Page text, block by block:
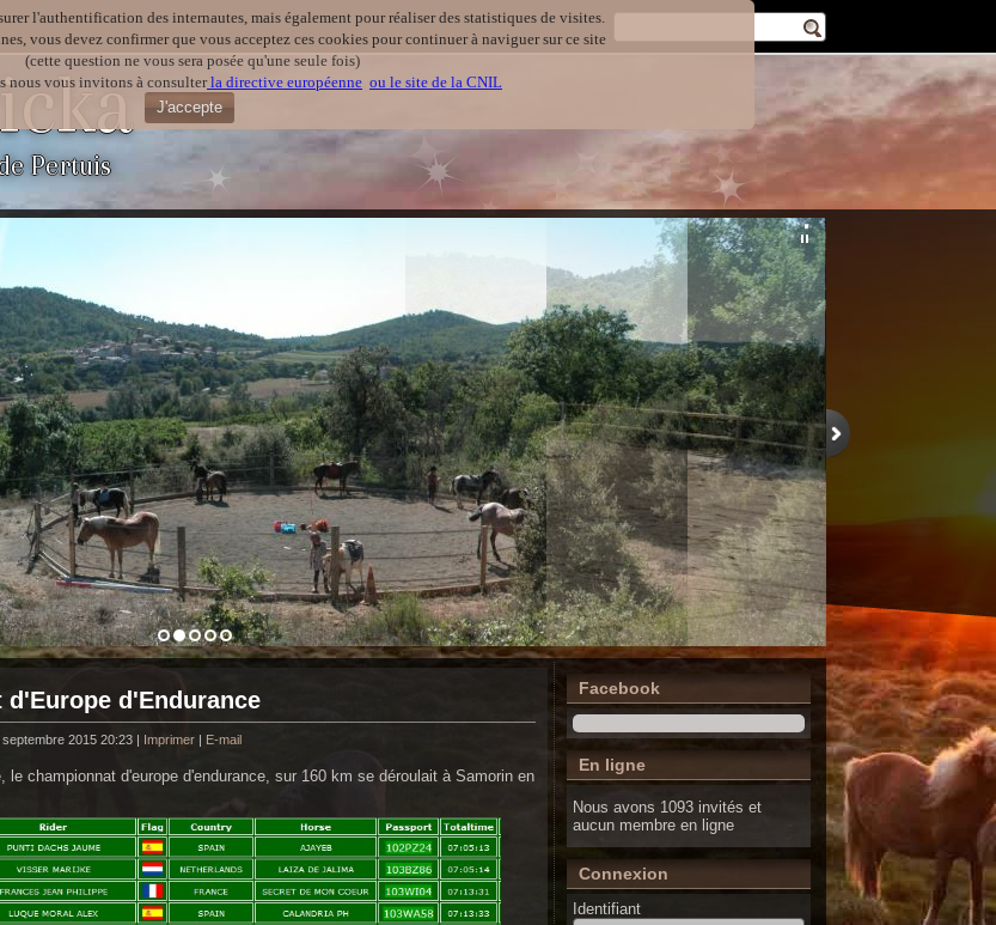
l'authentification des internautes, mais également pour réaliser des statistiques de visites.
vous devez confirmer que vous acceptez ces cookies pour continuer à naviguer sur ce site
(cette question ne vous sera posée qu'une seule fois)
nous vous invitons à consulterla directive européenne ou le site de la CNIL
J'accepte
Pertuis
d'Europe d'Endurance
2015 20:23 | Imprimer | E-mail
le championnat d'europe d'endurance, sur 160 km se déroulait à Samorin en
Facebook
En ligne
Nous avons 1093 invités et
aucun membre en ligne
Connexion
Identifiant